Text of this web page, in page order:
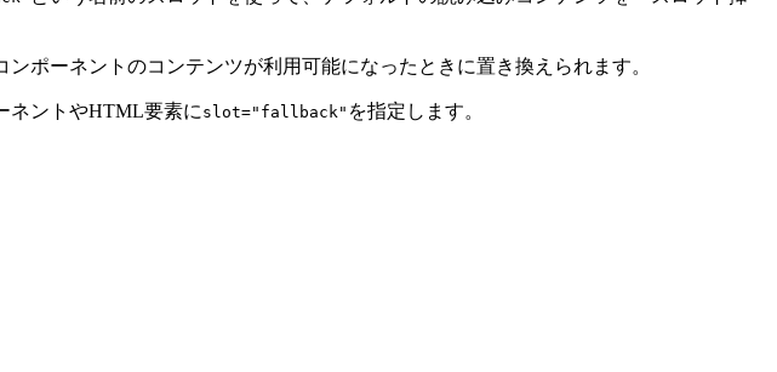
ポーネントのコンテンツが利用可能になったときに置き換えられます。
ネントやHTML要素に slot="fallback" を指定します。